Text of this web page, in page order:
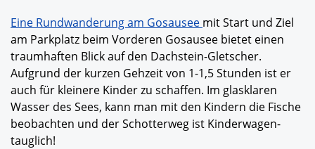
Eine Rundwanderung am Gosausee mit Start und Ziel
am Parkplatz beim Vorderen Gosausee bietet einen
traumhaften Blick auf den Dachstein-Gletscher.
Aufgrund der kurzen Gehzeit von 1-1,5 Stunden ist er
auch für kleinere Kinder zu schaffen. Im glasklaren
Wasser des Sees, kann man mit den Kindern die Fische
beobachten und der Schotterweg ist Kinderwagen-
tauglich!